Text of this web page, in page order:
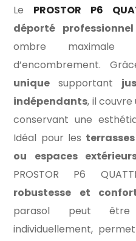
Le PROSTOR P6
déporté professionnel
ombre maximale
d’encombrement.
unique supportant
indépendants, il
conservant une
Idéal pour les
ou espaces
PROSTOR P6
robustesse et
parasol peut
individuellement,